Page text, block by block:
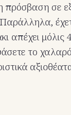
σε
απέχει μόλις
το